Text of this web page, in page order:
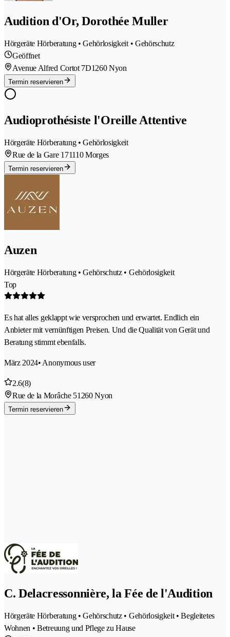
Audition d'Or, Dorothée Muller
Hörgeräte Hörberatung • Gehörlosigkeit • Gehörschutz
Geöffnet
Avenue Alfred Cortot 7D1260 Nyon
Termin reservieren
Audioprothésiste l'Oreille Attentive
Hörgeräte Hörberatung • Gehörlosigkeit
Rue de la Gare 171110 Morges
Termin reservieren
Auzen
Hörgeräte Hörberatung • Gehörschutz • Gehörlosigkeit
Top
Es hat alles geklappt wie versprochen und erwartet. Endlich ein
Anbieter mit vernünftigen Preisen. Und die Qualität von Gerät und
Beratung stimmt ebenfalls.
März 2024• Anonymous user
2.6(8)
Rue de la Morâche 51260 Nyon
Termin reservieren
C. Delacressonnière, la Fée de l'Audition
Hörgeräte Hörberatung • Gehörschutz • Gehörlosigkeit • Begleitetes
Wohnen • Betreuung und Pflege zu Hause